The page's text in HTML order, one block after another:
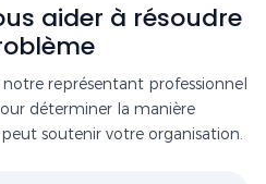
aider à résoudre
représentant professionnel
déterminer la manière
soutenir votre organisation.